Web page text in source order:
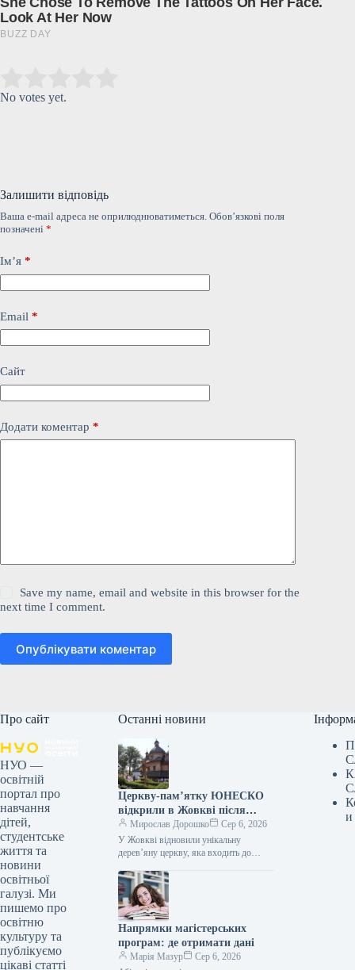
No votes yet.
Залишити відповідь
Ваша e-mail адреса не оприлюднюватиметься. Обов’язкові поля
позначені *
Ім’я *
Email *
Сайт
Додати коментар *
Save my name, email and website in this browser for the
next time I comment.
Опублікувати коментар
Про сайт
НУО —
освітній
портал про
навчання
дітей,
студентське
життя та
новини
освітньої
галузі. Ми
пишемо про
освітню
культуру та
публікуємо
цікаві статті
Останні новини
Церкву-пам’ятку ЮНЕСКО
відкрили в Жовкві після
реставрації
Мирослав Дорошко
Сер 6, 2026
У Жовкві відновили унікальну
дерев’яну церкву, яка входить до
Укрінформ У місті Жовква, що на
Львівщині,…
Напрямки магістерських
програм: де отримати дані
Марія Мазур
Сер 6, 2026
и